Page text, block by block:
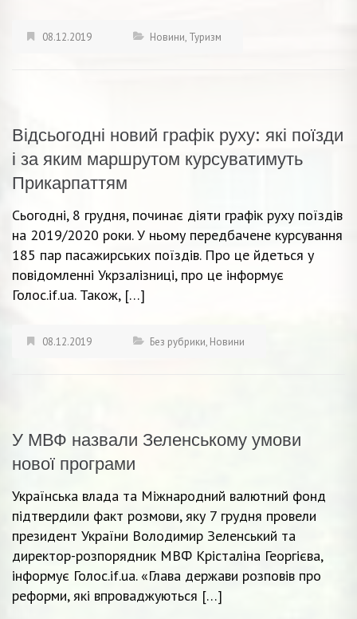
08.12.2019 Новини, Туризм
Відсьогодні новий графік руху: які поїзди
і за яким маршрутом курсуватимуть
Прикарпаттям
Сьогодні, 8 грудня, починає діяти графік руху поїздів
на 2019/2020 роки. У ньому передбачене курсування
185 пар пасажирських поїздів. Про це йдеться у
повідомленні Укрзалізниці, про це інформує
Голос.if.ua. Також, […]
08.12.2019 Без рубрики, Новини
У МВФ назвали Зеленському умови
нової програми
Українська влада та Міжнародний валютний фонд
підтвердили факт розмови, яку 7 грудня провели
президент України Володимир Зеленський та
директор-розпорядник МВФ Крісталіна Георгієва,
інформує Голос.if.ua. «Глава держави розповів про
реформи, які впроваджуються […]